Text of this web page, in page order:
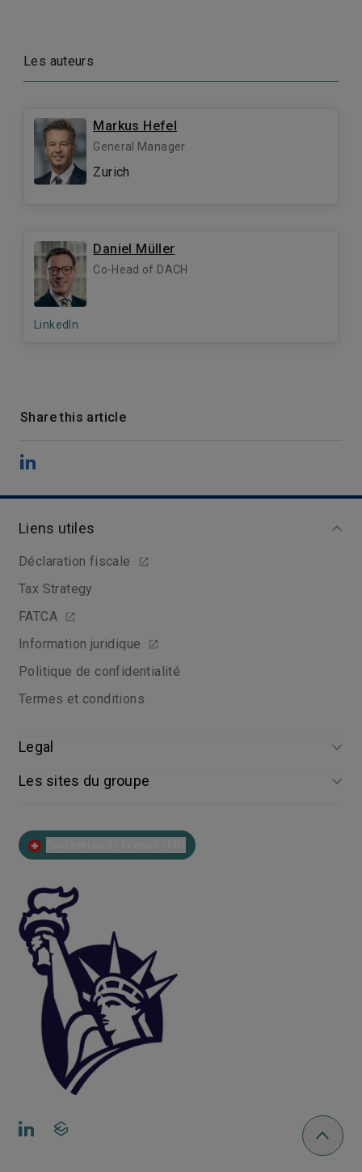
Les auteurs
Markus Hefel
General Manager
Zurich
Daniel Müller
Co-Head of DACH
LinkedIn
Share this article
Liens utiles
Déclaration fiscale
Tax Strategy
FATCA
Information juridique
Politique de confidentialité
Termes et conditions
Legal
Les sites du groupe